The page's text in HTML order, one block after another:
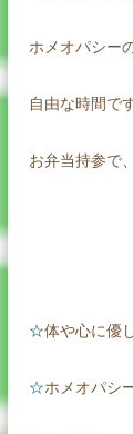
ホメオパシー
自由な時間です
お弁当持参で
☆体や心に優
☆ホメオパシ